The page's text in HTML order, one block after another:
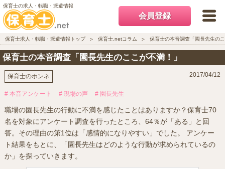
保育士の求人・転職・派遣情報
会員登録
保育士求人・転職・派遣情報トップ 保育士.netコラム 保育士の本音調査「園長先生の
保育士の本音調査「園長先生のここが不満！」
保育士のホンネ 2017/04/12
# 本音アンケート # 現場の声 # 園長先生
職場の園長先生の行動に不満を感じたことはありますか？保育士70
名を対象にアンケート調査を行ったところ、64％が「ある」と回
答。その理由の第1位は「感情的になりやすい」でした。 アンケー
ト結果をもとに、「園長先生はどのような行動が求められているの
か」を探っていきます。